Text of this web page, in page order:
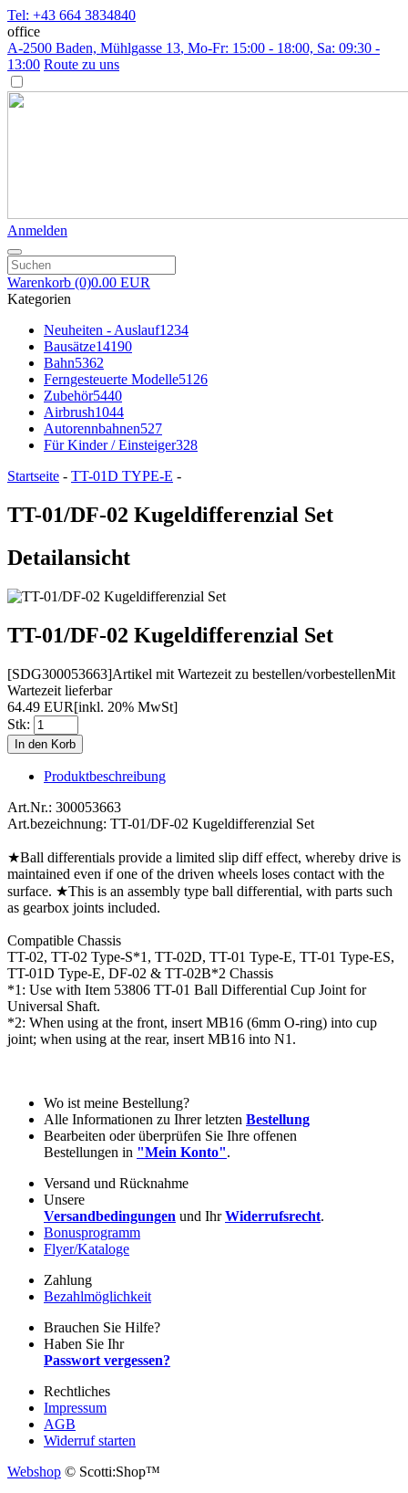
Tel: +43 664 3834840
office
A-2500 Baden, Mühlgasse 13, Mo-Fr: 15:00 - 18:00, Sa: 09:30 -
13:00 Route zu uns
Anmelden
Warenkorb (0)0.00 EUR
Kategorien
Neuheiten - Auslauf1234
Bausätze14190
Bahn5362
Ferngesteuerte Modelle5126
Zubehör5440
Airbrush1044
Autorennbahnen527
Für Kinder / Einsteiger328
Startseite - TT-01D TYPE-E -
TT-01/DF-02 Kugeldifferenzial Set
Detailansicht
TT-01/DF-02 Kugeldifferenzial Set
[SDG300053663]Artikel mit Wartezeit zu bestellen/vorbestellenMit
Wartezeit lieferbar
64.49 EUR[inkl. 20% MwSt]
Stk:
Produktbeschreibung
Art.Nr.: 300053663
Art.bezeichnung: TT-01/DF-02 Kugeldifferenzial Set
★Ball differentials provide a limited slip diff effect, whereby drive is
maintained even if one of the driven wheels loses contact with the
surface. ★This is an assembly type ball differential, with parts such
as gearbox joints included.
Compatible Chassis
TT-02, TT-02 Type-S*1, TT-02D, TT-01 Type-E, TT-01 Type-ES,
TT-01D Type-E, DF-02 & TT-02B*2 Chassis
*1: Use with Item 53806 TT-01 Ball Differential Cup Joint for
Universal Shaft.
*2: When using at the front, insert MB16 (6mm O-ring) into cup
joint; when using at the rear, insert MB16 into N1.
Wo ist meine Bestellung?
Alle Informationen zu Ihrer letzten Bestellung
Bearbeiten oder überprüfen Sie Ihre offenen
Bestellungen in "Mein Konto".
Versand und Rücknahme
Unsere
Versandbedingungen und IhrWiderrufsrecht.
Bonusprogramm
Flyer/Kataloge
Zahlung
Bezahlmöglichkeit
Brauchen Sie Hilfe?
Haben Sie Ihr
Passwort vergessen?
Rechtliches
Impressum
AGB
Widerruf starten
Webshop © Scotti:Shop™